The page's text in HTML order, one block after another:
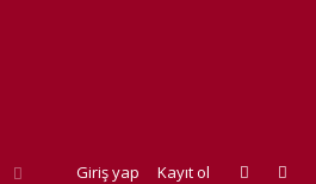
Giriş yap Kayıt ol